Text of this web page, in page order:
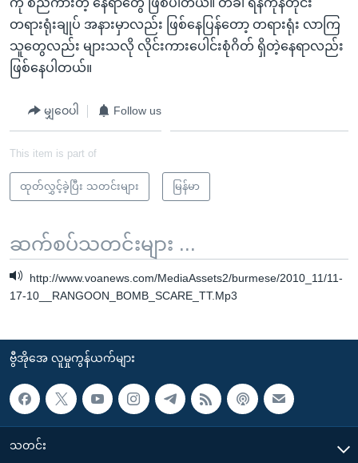
တရားရုံးချုပ် အနားမှာလည်း ဖြစ်နေပြန်တော့ တရားရုံး လာကြ
သူတွေလည်း များသလို လိုင်းကားပေါင်းစုံဂိတ် ရှိတဲ့နေရာလည်း
ဖြစ်နေပါတယ်။
မျှဝေပါ Follow us
This item is part of
ထုတ်လွှင့်ခဲ့ပြီး သတင်းများ မြန်မာ
ဆက်စပ်သတင်းများ ...
http://www.voanews.com/MediaAssets2/burmese/2010_11/11-
17-10__RANGOON_BOMB_SCARE_TT.Mp3
ဗွီအိုအေ လူမှုကွန်ယက်များ
သတင်း